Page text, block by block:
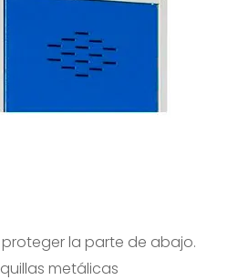
la parte de abajo.
metálicas